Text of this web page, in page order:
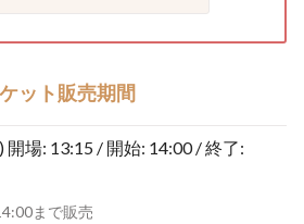
ット販売期間
開場: 13:15 / 開始: 14:00 / 終了:
まで販売